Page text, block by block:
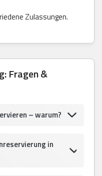
Zulassungen.
Fragen &
– warum?
in